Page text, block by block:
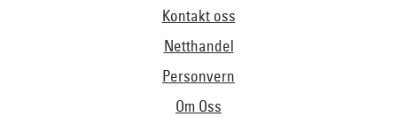
Kontakt oss
Netthandel
Personvern
Om Oss